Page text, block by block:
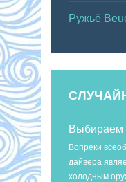
Ружьё
Выбираем
Вопреки
дайвера
холодным